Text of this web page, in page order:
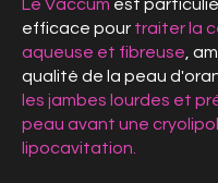
Le Vaccum est
efficace pour traiter la
aqueuse et fibreuse ,
qualité de la peau
les jambes lourdes et
peau avant une
lipocavitation.